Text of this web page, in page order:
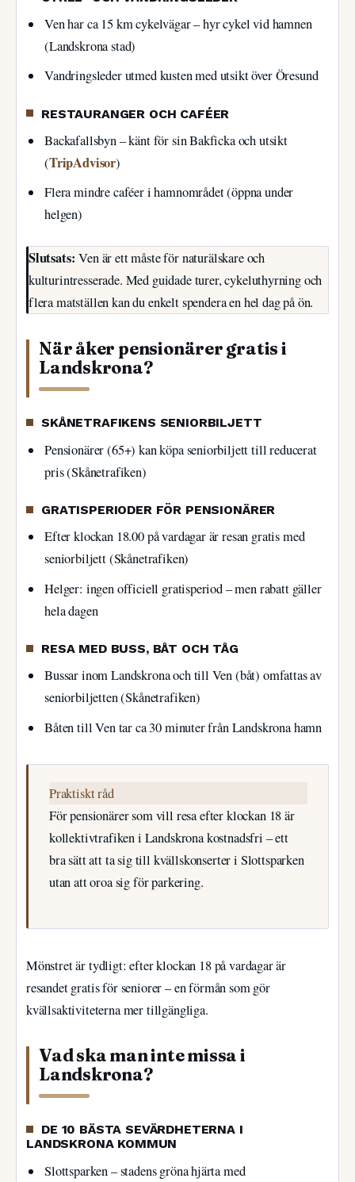
Ven har ca 15 km cykelvägar – hyr cykel vid hamnen
(Landskrona stad)
Vandringsleder utmed kusten med utsikt över Öresund
RESTAURANGER OCH CAFÉER
Backafallsbyn – känt för sin Bakficka och utsikt
(TripAdvisor)
Flera mindre caféer i hamnområdet (öppna under
helgen)
Slutsats: Ven är ett måste för naturälskare och
kulturintresserade. Med guidade turer, cykeluthyrning och
flera matställen kan du enkelt spendera en hel dag på ön.
När åker pensionärer gratis i
Landskrona?
SKÅNETRAFIKENS SENIORBILJETT
Pensionärer (65+) kan köpa seniorbiljett till reducerat
pris (Skånetrafiken)
GRATISPERIODER FÖR PENSIONÄRER
Efter klockan 18.00 på vardagar är resan gratis med
seniorbiljett (Skånetrafiken)
Helger: ingen officiell gratisperiod – men rabatt gäller
hela dagen
RESA MED BUSS, BÅT OCH TÅG
Bussar inom Landskrona och till Ven (båt) omfattas av
seniorbiljetten (Skånetrafiken)
Båten till Ven tar ca 30 minuter från Landskrona hamn
Praktiskt råd
För pensionärer som vill resa efter klockan 18 är
kollektivtrafiken i Landskrona kostnadsfri – ett
bra sätt att ta sig till kvällskonserter i Slottsparken
utan att oroa sig för parkering.
Mönstret är tydligt: efter klockan 18 på vardagar är
resandet gratis för seniorer – en förmån som gör
kvällsaktiviteterna mer tillgängliga.
Vad ska man inte missa i
Landskrona?
DE 10 BÄSTA SEVÄRDHETERNA I
LANDSKRONA KOMMUN
Slottsparken – stadens gröna hjärta med